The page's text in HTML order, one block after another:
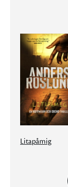
Litapåmig